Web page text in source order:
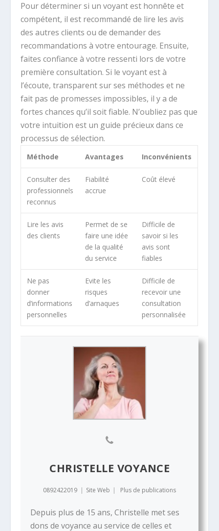
Pour déterminer si un voyant est honnête et
compétent, il est recommandé de lire les avis
des autres clients ou de demander des
recommandations à votre entourage. Ensuite,
faites confiance à votre ressenti lors de votre
première consultation. Si le voyant est à
l’écoute, transparent sur ses méthodes et ne
fait pas de promesses impossibles, il y a de
fortes chances qu’il soit fiable. N’oubliez pas que
votre intuition est un guide précieux dans ce
processus de sélection.
Méthode Avantages Inconvénients
Consulter des
professionnels
reconnus
Fiabilité
accrue
Coût élevé
Lire les avis
des clients
Permet de se
faire une idée
de la qualité
du service
Difficile de
savoir si les
avis sont
fiables
Ne pas
donner
d’informations
personnelles
Evite les
risques
d’arnaques
Difficile de
recevoir une
consultation
personnalisée
CHRISTELLE VOYANCE
0892422019 | Site Web | Plus de publications
Depuis plus de 15 ans, Christelle met ses
dons de voyance au service de celles et